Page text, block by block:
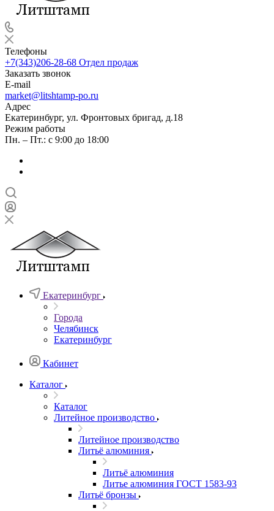
Телефоны
+7(343)206-28-68 Отдел продаж
Заказать звонок
E-mail
market@litshtamp-po.ru
Адрес
Екатеринбург, ул. Фронтовых бригад, д.18
Режим работы
Пн. – Пт.: с 9:00 до 18:00
Екатеринбург
Города
Челябинск
Екатеринбург
Кабинет
Каталог
Каталог
Литейное производство
Литейное производство
Литьё алюминия
Литьё алюминия
Литье алюминия ГОСТ 1583-93
Литьё бронзы